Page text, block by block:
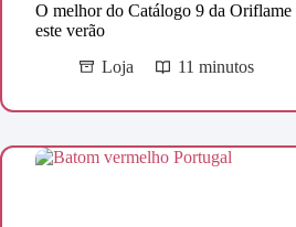
O melhor do Catálogo 9 da Oriflame
este verão
Loja
11 minutos